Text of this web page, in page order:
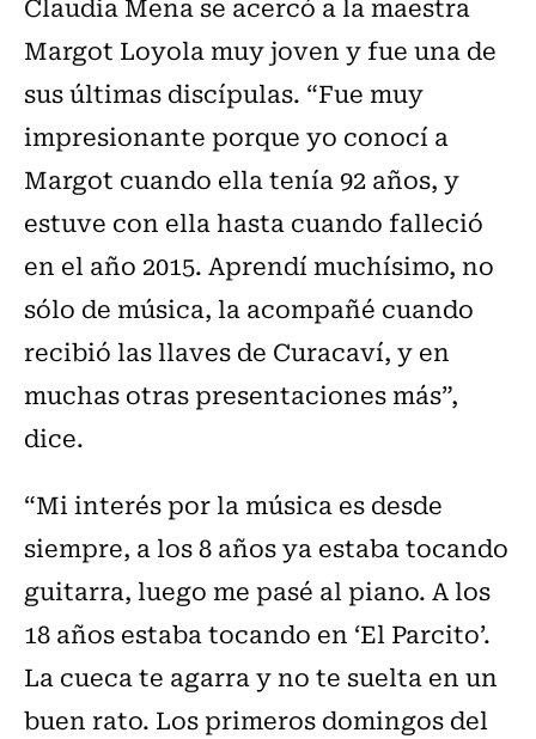
Margot Loyola muy joven y fue una de
sus últimas discípulas. “Fue muy
impresionante porque yo conocí a
Margot cuando ella tenía 92 años, y
estuve con ella hasta cuando falleció
en el año 2015. Aprendí muchísimo, no
sólo de música, la acompañé cuando
recibió las llaves de Curacaví, y en
muchas otras presentaciones más”,
dice.
“Mi interés por la música es desde
siempre, a los 8 años ya estaba tocando
guitarra, luego me pasé al piano. A los
18 años estaba tocando en ‘El Parcito’.
La cueca te agarra y no te suelta en un
buen rato. Los primeros domingos del